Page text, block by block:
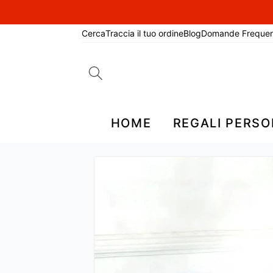
CercaTraccia il tuo ordineBlogDomande
HOME REGALI